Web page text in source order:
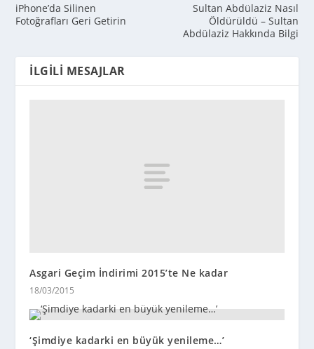
iPhone’da Silinen
Fotoğrafları Geri Getirin
Sultan Abdülaziz Nasıl
Öldürüldü – Sultan
Abdülaziz Hakkında Bilgi
İLGILI MESAJLAR
Asgari Geçim İndirimi 2015’te Ne kadar
18/03/2015
‘Şimdiye kadarki en büyük yenileme…’